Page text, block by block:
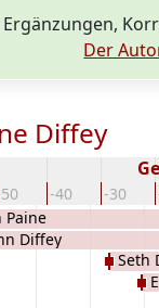
Ergänzungen,
Der
Diffey
-40 -30
Paine
Diffey
Seth